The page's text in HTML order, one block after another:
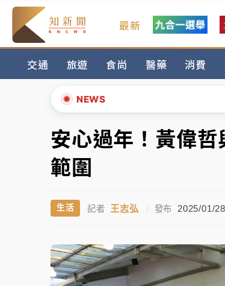
最新
交通 旅遊 食尚 醫藥 消費
NEWS
暑假過三周才推「E宿新北打卡趣
中信慈善基金會想增加董事人數！
故宮《龍藏經》特展第2檔！今線
台東農業處長涉圖利渡假村！東檢
女律師陳昱瑄詐慈濟10億！黃金
中信慈善基金會想增加董事人數！
▲
▼
安心過年！黃偉
範圍
生活 記者 王志弘 | 發布 2025/01/